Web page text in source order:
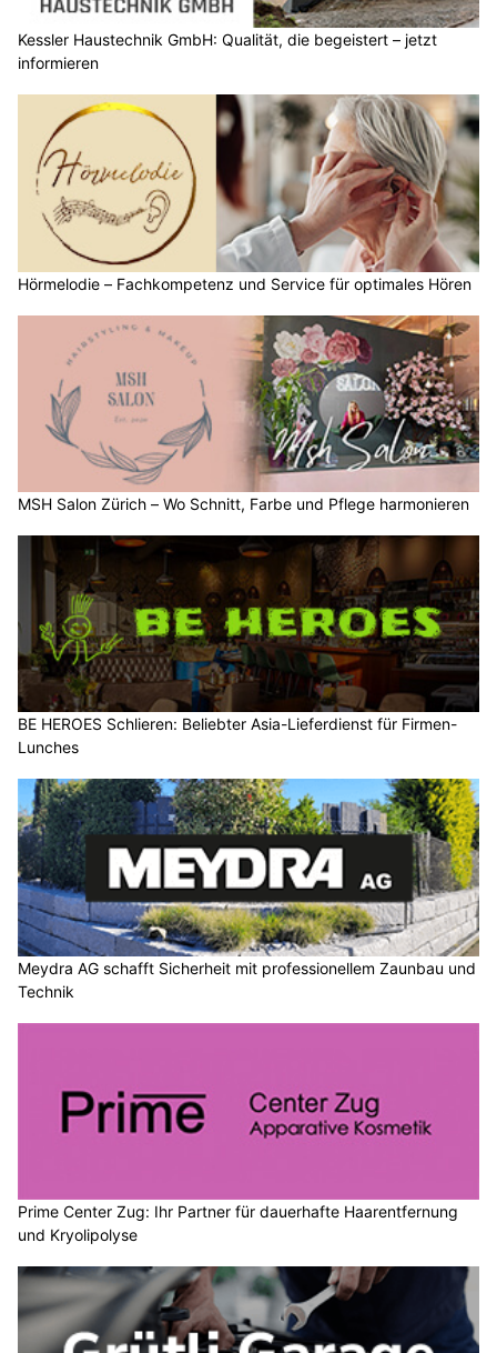
Kessler Haustechnik GmbH: Qualität, die begeistert – jetzt
informieren
Hörmelodie – Fachkompetenz und Service für optimales Hören
MSH Salon Zürich – Wo Schnitt, Farbe und Pflege harmonieren
BE HEROES Schlieren: Beliebter Asia-Lieferdienst für Firmen-
Lunches
Meydra AG schafft Sicherheit mit professionellem Zaunbau und
Technik
Prime Center Zug: Ihr Partner für dauerhafte Haarentfernung
und Kryolipolyse